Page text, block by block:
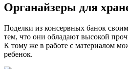
Органайзеры для
Поделки из консервных банок
тем, что они обладают высокой
К тому же в работе с материалом
ребенок.